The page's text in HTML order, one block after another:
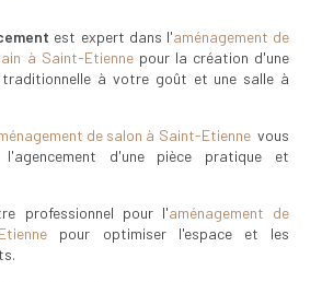
est expert dans l'aménagement de
à Saint-Etiennepour la création d'une
traditionnelle à votre goût et une salle à
de salon à Saint-Etiennevous
l'agencement d'une pièce pratique et
professionnel pour l'aménagement de
pour optimiser l'espace et les